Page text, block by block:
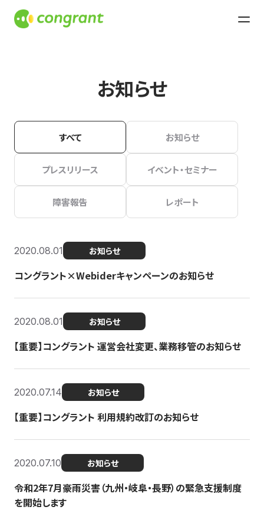
お知らせ
すべて お知らせ
プレスリリース イベント・セミナー
障害報告 レポート
2020.08.01 お知らせ
コングラント×Webiderキャンペーンのお知らせ
2020.08.01 お知らせ
【重要】コングラント 運営会社変更、業務移管のお知らせ
2020.07.14 お知らせ
【重要】コングラント 利用規約改訂のお知らせ
2020.07.10 お知らせ
令和2年7月豪雨災害（九州・岐阜・長野）の緊急支援制度
を開始します